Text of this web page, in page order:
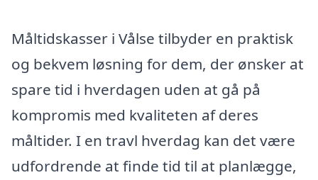
Måltidskasser i Vålse tilbyder en praktisk
og bekvem løsning for dem, der ønsker at
spare tid i hverdagen uden at gå på
kompromis med kvaliteten af deres
måltider. I en travl hverdag kan det være
udfordrende at finde tid til at planlægge,